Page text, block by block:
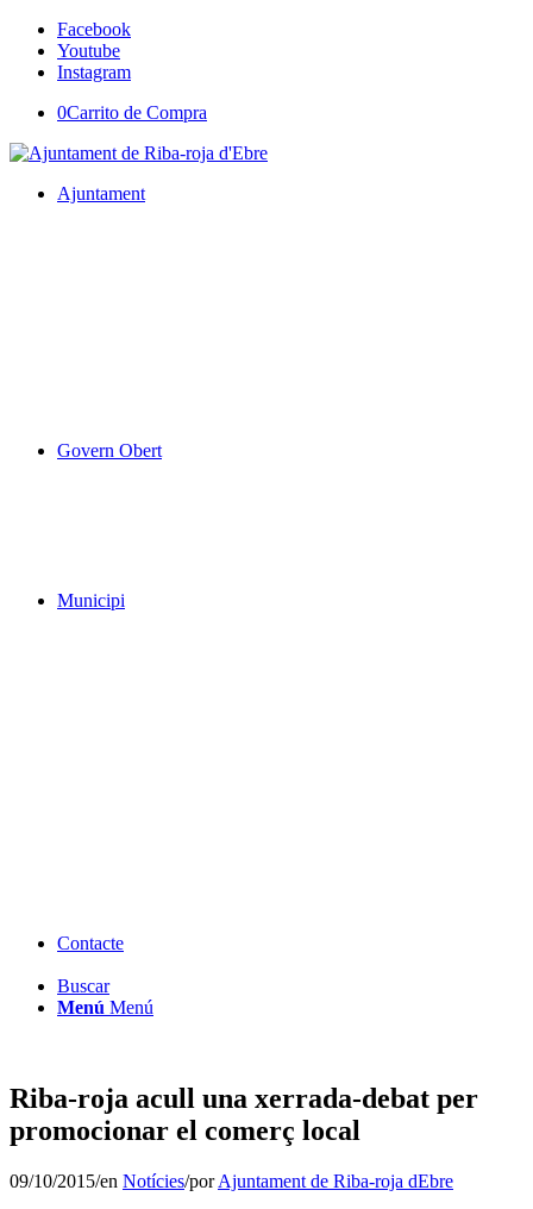
Facebook
Youtube
Instagram
0Carrito de Compra
Ajuntament
Govern Obert
Municipi
Contacte
Buscar
Menú Menú
Riba-roja acull una xerrada-debat per
promocionar el comerç local
09/10/2015/en Notícies/porAjuntament de Riba-roja dEbre